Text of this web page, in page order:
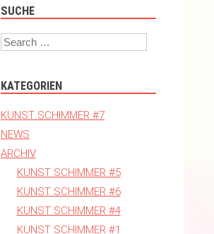
SUCHE
Search
KATEGORIEN
KUNST SCHIMMER #7
NEWS
ARCHIV
KUNST SCHIMMER #5
KUNST SCHIMMER #6
KUNST SCHIMMER #4
KUNST SCHIMMER #1